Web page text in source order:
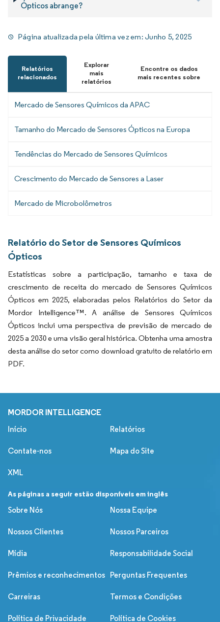
Ópticos abrange?
Página atualizada pela última vez em:Junho 5, 2025
Relatórios
relacionados
Explorar
mais
relatórios
Encontre os dados
mais recentes sobre
Mercado de Sensores Químicos da APAC
Tamanho do Mercado de Sensores Ópticos na Europa
Tendências do Mercado de Sensores Químicos
Crescimento do Mercado de Sensores a Laser
Mercado de Microbolômetros
Relatório do Setor de Sensores Químicos
Ópticos
Estatísticas sobre a participação, tamanho e taxa de
crescimento de receita do mercado de Sensores Químicos
Ópticos em 2025, elaboradas pelos Relatórios do Setor da
Mordor Intelligence™. A análise de Sensores Químicos
Ópticos inclui uma perspectiva de previsão de mercado de
2025 a 2030 e uma visão geral histórica. Obtenha uma amostra
desta análise do setor como download gratuito de relatório em
PDF.
MORDOR INTELLIGENCE
Início Relatórios
Contate-nos Mapa do Site
XML
As páginas a seguir estão disponíveis em inglês
Sobre Nós
Nossa Equipe
Nossos Clientes Nossos Parceiros
Mídia Responsabilidade Social
Prêmios e reconhecimentos Perguntas Frequentes
Carreiras Termos e Condições
Política de Privacidade Política de Cookies